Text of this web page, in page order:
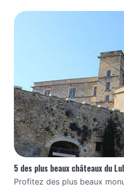
5 des plus beaux châteaux du
Profitez des plus beaux